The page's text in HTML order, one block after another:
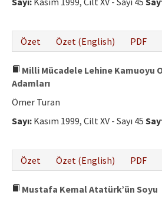
Özet
Özet (English) PDF
Milli Mücadele Lehine Kamuoyu
Adamları
Ömer Turan
Sayı: Kasım 1999, Cilt XV - Sayı 45
Özet
Özet (English) PDF
Mustafa Kemal Atatürk’ün Soyu